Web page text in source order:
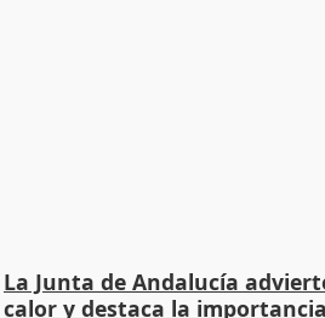
La Junta de Andalucía
calor y destaca la